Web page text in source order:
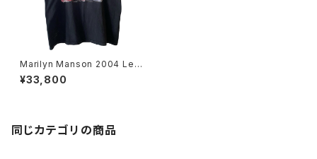
Marilyn Manson 2004 Lest
We Forget Band Tee
¥33,800
同じカテゴリの商品